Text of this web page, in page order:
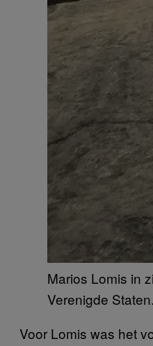
Marios Lomis in
Verenigde
Voor Lomis was het